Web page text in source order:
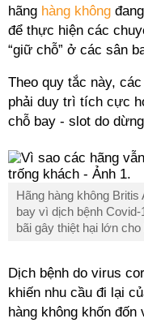
hãng hàng không
để thực hiện các
“giữ chỗ” ở các sân
Theo quy tắc này,
phải duy trì tích cực
chỗ bay - slot do
Hãng hàng không
bay vì dịch bệnh
bãi gây thiệt hại lớn
Dịch bệnh do virus
khiến nhu cầu đi lại
hàng không khốn đốn